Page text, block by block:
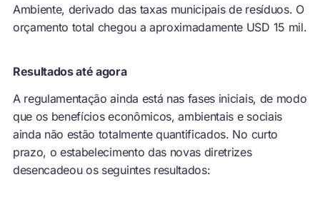
Ambiente, derivado das taxas municipais de resíduos. O
orçamento total chegou a aproximadamente USD 15 mil.
Resultados até agora
A regulamentação ainda está nas fases iniciais, de modo
que os benefícios econômicos, ambientais e sociais
ainda não estão totalmente quantificados. No curto
prazo, o estabelecimento das novas diretrizes
desencadeou os seguintes resultados: